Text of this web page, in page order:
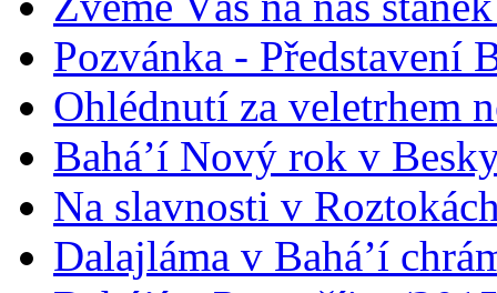
Pozvánka - Představení
Ohlédnutí za veletrhem
Bahá’í Nový rok v
Na slavnosti v
Dalajláma v Bahá’í